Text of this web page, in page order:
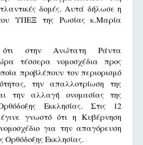
δομές. Αυτά δήλωσε η
ΥΠΕΞ της Ρωσίας κ.Μαρία
ότι στην Ανώτατη Ράντα
τέσσερα νομοσχέδια προς
προβλέπουν τον περιορισμό
την απαλλοτρίωση της
την αλλαγή ονομασίας της
Εκκλησίας. Στις 12
γνωστό ότι η Κυβέρνηση
για την απαγόρευση
Ορθόδοξης Εκκλησίας.